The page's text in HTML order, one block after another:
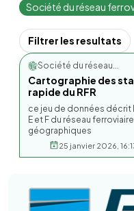
Société du réseau
Filtrer les resultats
Société du réseau...
Cartographie des
rapide du RFR
ce jeu de données décrit
E et F du réseau
géographiques
25 janvier 2026,